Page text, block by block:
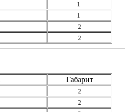
1
1
2
2
Габарит
2
2